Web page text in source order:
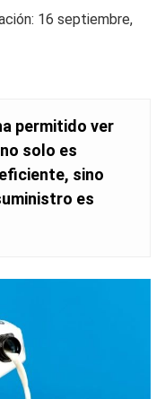
16 septiembre,
permitido ver
solo es
sino
es